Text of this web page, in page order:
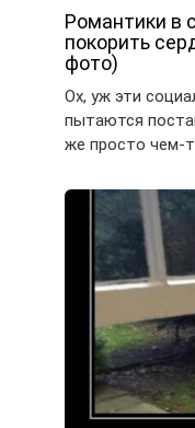
Романтики в
покорить
фото)
Ох, уж эти
пытаются
же просто чем-